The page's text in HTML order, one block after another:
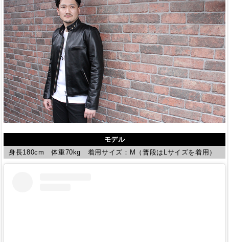
モデル
身長180cm 体重70kg 着用サイズ：M（普段はLサイズを着用）